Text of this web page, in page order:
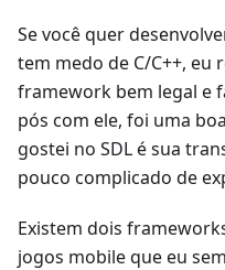
Se você quer
tem medo de C/C++, eu
framework bem legal e
pós com ele, foi uma
gostei no SDL é sua
pouco complicado de
Existem dois
jogos mobile que eu